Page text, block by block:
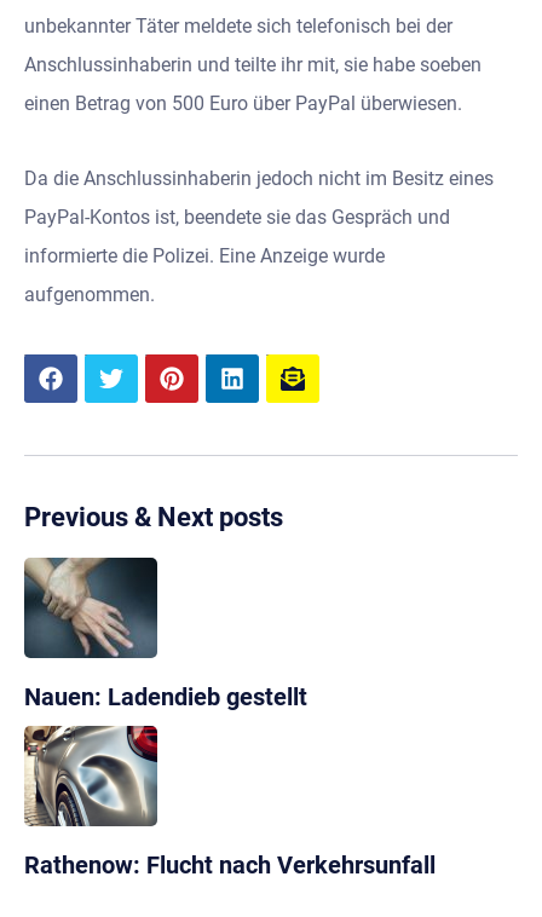
unbekannter Täter meldete sich telefonisch bei der
Anschlussinhaberin und teilte ihr mit, sie habe soeben
einen Betrag von 500 Euro über PayPal überwiesen.
Da die Anschlussinhaberin jedoch nicht im Besitz eines
PayPal-Kontos ist, beendete sie das Gespräch und
informierte die Polizei. Eine Anzeige wurde
aufgenommen.
Previous & Next posts
Nauen: Ladendieb gestellt
Rathenow: Flucht nach Verkehrsunfall